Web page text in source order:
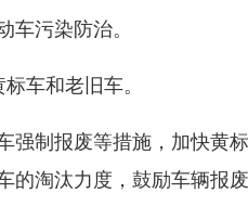
污染防治。
车和老旧车。
制报废等措施，加快黄标
的淘汰力度，鼓励车辆报